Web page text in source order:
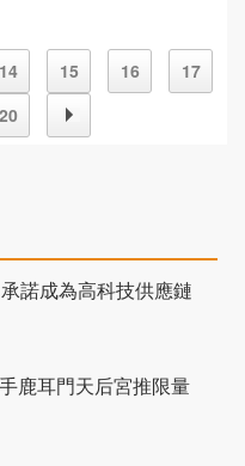
14 15 16
17
20
諾成為高科技供應鏈
鹿耳門天后宮推限量